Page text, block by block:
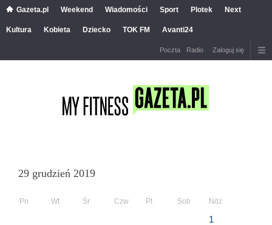
Gazeta.pl Weekend Wiadomości Sport Plotek Next
Kultura Kobieta Dziecko TOK FM Avanti24
Poczta Radio Zaloguj się
29 grudzień 2019
Pn Wt Śr Czw Pt Sob Ndz
1